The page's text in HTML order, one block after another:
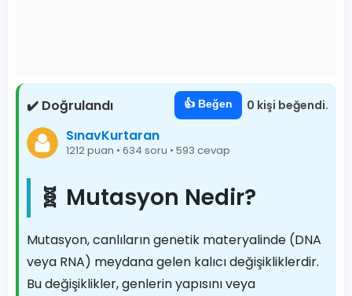
✔️ Doğrulandı 👍 Beğen 0 kişi beğendi.
SınavKurtaran
1212 puan • 634 soru • 593 cevap
🧬 Mutasyon Nedir?
Mutasyon, canlıların genetik materyalinde (DNA
veya RNA) meydana gelen kalıcı değişikliklerdir.
Bu değişiklikler, genlerin yapısını veya